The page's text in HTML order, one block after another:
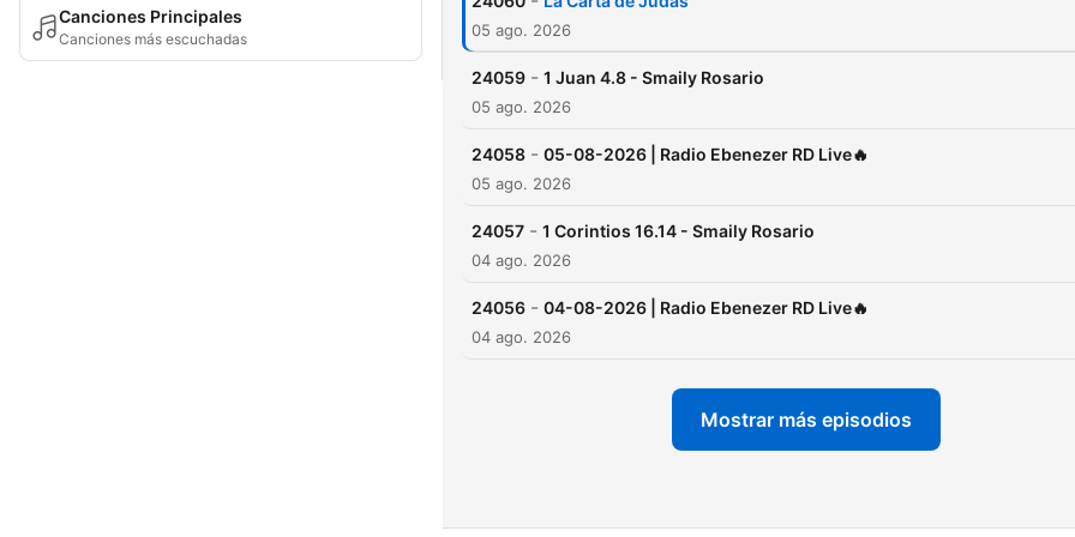
Canciones Principales
Canciones más escuchadas
#musicacristiana
#lomejordel2023
#lomejordelaño2023
#family #gifts #music #rd
#republicadominicana
05 ago. 2026
24059 - 1 Juan 4.8 - Smaily Rosario
05 ago. 2026
24058 - 05-08-2026 | Radio Ebenezer RD Live🔥
05 ago. 2026
24057 - 1 Corintios 16.14 - Smaily Rosario
04 ago. 2026
24056 - 04-08-2026 | Radio Ebenezer RD Live🔥
04 ago. 2026
Mostrar más episodios